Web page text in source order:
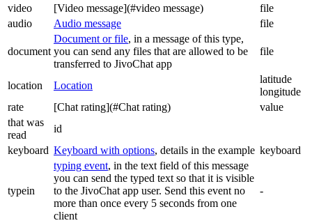
video
[Video message](#video message)
file
audio
Audio message file
document
Document or file, in a message of this type,
you can send any files that are allowed to be
transferred to JivoChat app
file
location Location
latitude
longitude
rate
[Chat rating](#Chat rating)
value
that was
read
id
keyboard Keyboard with options, details in the example keyboard
typein
typing event, in the text field of this message
you can send the typed text so that it is visible
to the JivoChat app user. Send this event no
more than once every 5 seconds from one
client
-